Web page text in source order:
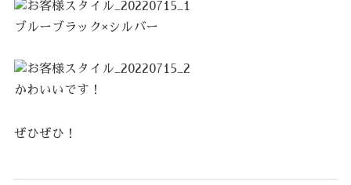
ブルーブラック×シルバー
かわいいです！
ぜひぜひ！